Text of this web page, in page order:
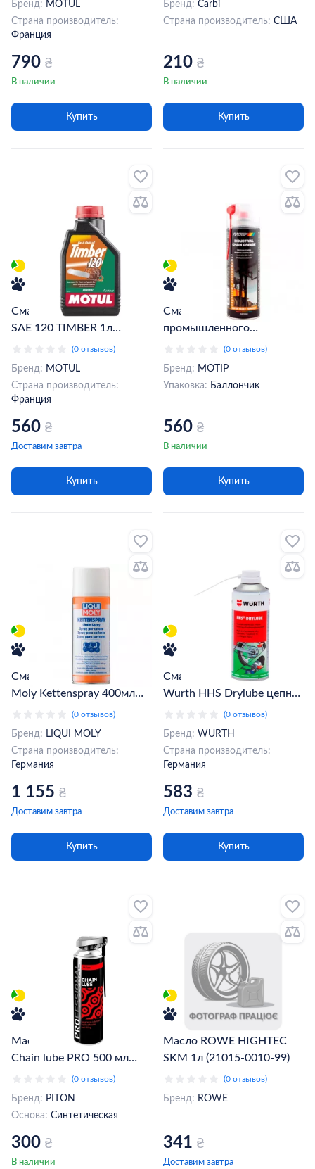
Бренд: MOTUL
Страна производитель:
Франция
790 ₴
В наличии
Купить
Бренд: Carbi
Страна производитель: США
210 ₴
В наличии
Купить
Смазка для цепей MOTUL
SAE 120 TIMBER 1л
(102792) (785001)
(0 отзывов)
Бренд: MOTUL
Страна производитель:
Франция
560 ₴
Доставим завтра
Купить
Смазка для цепей
промышленного
применения Motip
Industrial Chain Grease, 500
мл (090205BS)
(0 отзывов)
Бренд: MOTIP
Упаковка: Баллончик
560 ₴
В наличии
Купить
Смазка для цепей Liqui
Moly Kettenspray 400мл
(0 отзывов)
Бренд: LIQUI MOLY
Страна производитель:
Германия
1 155 ₴
Доставим завтра
Купить
Смазка консистентная
Wurth HHS Drylube цепная
400мл (08931066)
(0 отзывов)
Бренд: WURTH
Страна производитель:
Германия
583 ₴
Доставим завтра
Купить
Масло для цепи PITON
Chain lube PRO 500 мл
(401925) (000021723)
(0 отзывов)
Бренд: PITON
Основа: Синтетическая
300 ₴
В наличии
Масло ROWE HIGHTEC
SKM 1л (21015-0010-99)
(0 отзывов)
Бренд: ROWE
341 ₴
Доставим завтра